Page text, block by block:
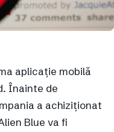
aplicație mobilă
Înainte de
a achiziționat
Blue va fi